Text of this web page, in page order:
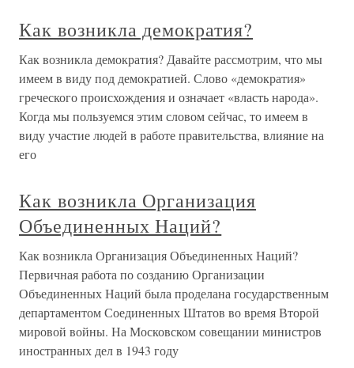
Как возникла демократия?
Как возникла демократия? Давайте рассмотрим, что мы
имеем в виду под демократией. Слово «демократия»
греческого происхождения и означает «власть народа».
Когда мы пользуемся этим словом сейчас, то имеем в
виду участие людей в работе правительства, влияние на
его
Как возникла Организация
Объединенных Наций?
Как возникла Организация Объединенных Наций?
Первичная работа по созданию Организации
Объединенных Наций была проделана государственным
департаментом Соединенных Штатов во время Второй
мировой войны. На Московском совещании министров
иностранных дел в 1943 году